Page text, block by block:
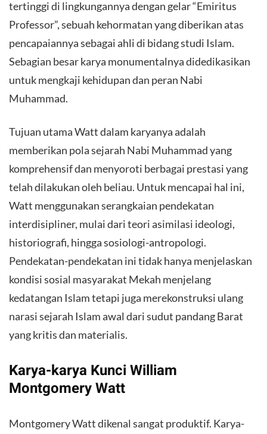
tertinggi di lingkungannya dengan gelar “Emiritus
Professor”, sebuah kehormatan yang diberikan atas
pencapaiannya sebagai ahli di bidang studi Islam.
Sebagian besar karya monumentalnya didedikasikan
untuk mengkaji kehidupan dan peran Nabi
Muhammad.
Tujuan utama Watt dalam karyanya adalah
memberikan pola sejarah Nabi Muhammad yang
komprehensif dan menyoroti berbagai prestasi yang
telah dilakukan oleh beliau. Untuk mencapai hal ini,
Watt menggunakan serangkaian pendekatan
interdisipliner, mulai dari teori asimilasi ideologi,
historiografi, hingga sosiologi-antropologi.
Pendekatan-pendekatan ini tidak hanya menjelaskan
kondisi sosial masyarakat Mekah menjelang
kedatangan Islam tetapi juga merekonstruksi ulang
narasi sejarah Islam awal dari sudut pandang Barat
yang kritis dan materialis.
Karya-karya Kunci William
Montgomery Watt
Montgomery Watt dikenal sangat produktif. Karya-